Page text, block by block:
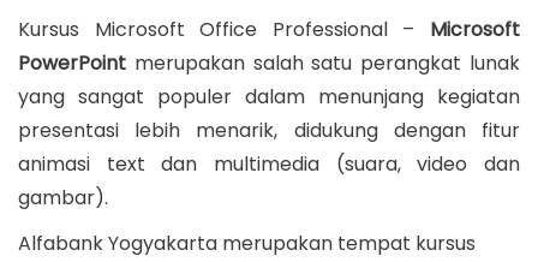
Kursus Microsoft Office Professional – Microsoft
PowerPoint merupakan salah satu perangkat lunak
yang sangat populer dalam menunjang kegiatan
presentasi lebih menarik, didukung dengan fitur
animasi text dan multimedia (suara, video dan
gambar).
Alfabank Yogyakarta merupakan tempat kursus